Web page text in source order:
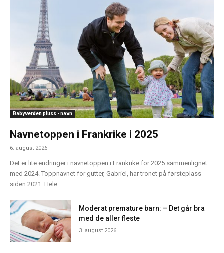
Babyverden pluss - navn
Navnetoppen i Frankrike i 2025
6. august 2026
Det er lite endringer i navnetoppen i Frankrike for 2025 sammenlignet
med 2024. Toppnavnet for gutter, Gabriel, har tronet på førsteplass
siden 2021. Hele...
Moderat premature barn: – Det går bra
med de aller fleste
3. august 2026